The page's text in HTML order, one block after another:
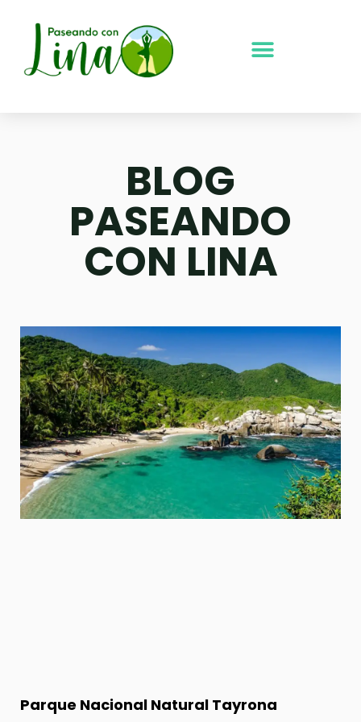
contenido
BLOG
PASEANDO
CON LINA
Parque Nacional Natural Tayrona